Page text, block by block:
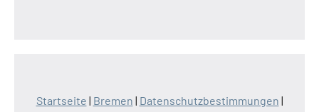
Startseite | Bremen | Datenschutzbestimmungen |